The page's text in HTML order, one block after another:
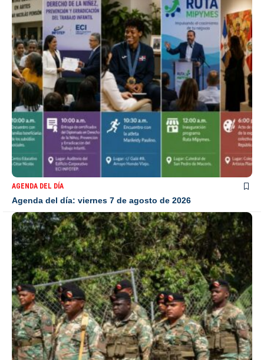
AGENDA DEL DÍA
Agenda del día: viernes 7 de agosto de 2026